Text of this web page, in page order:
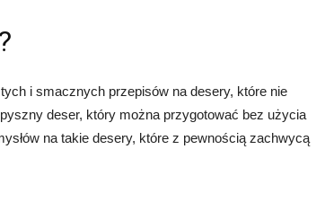
i smacznych przepisów na desery, które nie
deser, który można przygotować bez użycia
na takie desery, które z pewnością zachwycą